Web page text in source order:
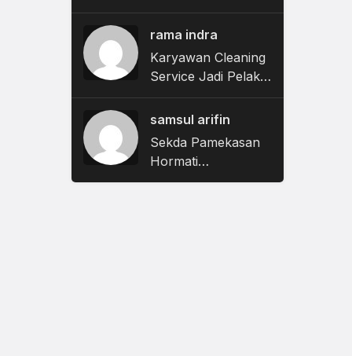
Motor Rampasan
Negara, Penawaran
rama indra
Karyawan Cleaning
Service Jadi Pelaku
Pencurian Kursi
Taman Surabaya
Ambulans
samsul arifin
Sekda Pamekasan
Hormati
Penggeledahan